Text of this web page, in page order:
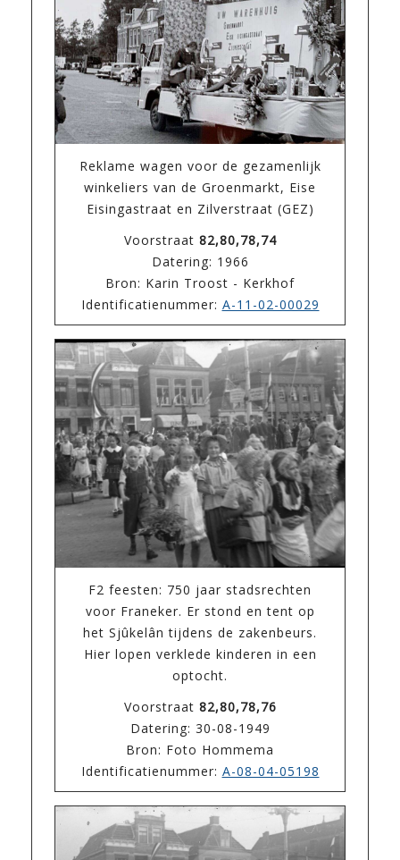
Reklame wagen voor de gezamenlijk
winkeliers van de Groenmarkt, Eise
Eisingastraat en Zilverstraat (GEZ)
Voorstraat 82,80,78,74
Datering: 1966
Bron: Karin Troost - Kerkhof
Identificatienummer: A-11-02-00029
F2 feesten: 750 jaar stadsrechten
voor Franeker. Er stond en tent op
het Sjûkelân tijdens de zakenbeurs.
Hier lopen verklede kinderen in een
optocht.
Voorstraat 82,80,78,76
Datering: 30-08-1949
Bron: Foto Hommema
Identificatienummer: A-08-04-05198